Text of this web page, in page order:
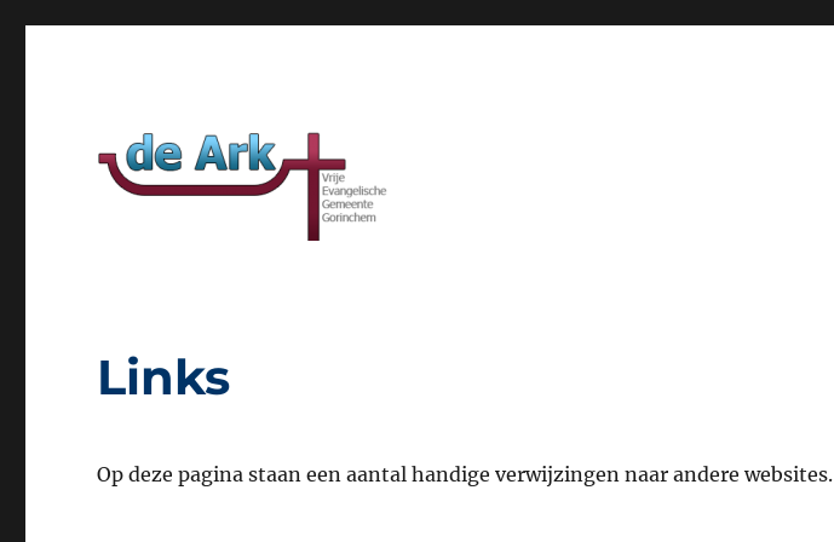
Links
Op deze pagina staan een aantal handige verwijzingen naar andere websites.